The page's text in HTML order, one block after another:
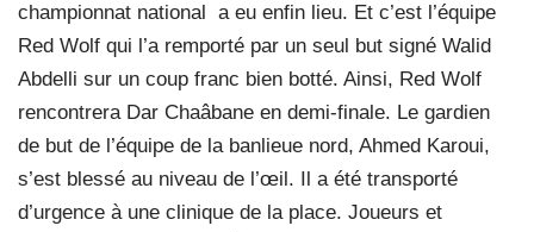
championnat national a eu enfin lieu. Et c’est l’équipe
Red Wolf qui l’a remporté par un seul but signé Walid
Abdelli sur un coup franc bien botté. Ainsi, Red Wolf
rencontrera Dar Chaâbane en demi-finale. Le gardien
de but de l’équipe de la banlieue nord, Ahmed Karoui,
s’est blessé au niveau de l’œil. Il a été transporté
d’urgence à une clinique de la place. Joueurs et